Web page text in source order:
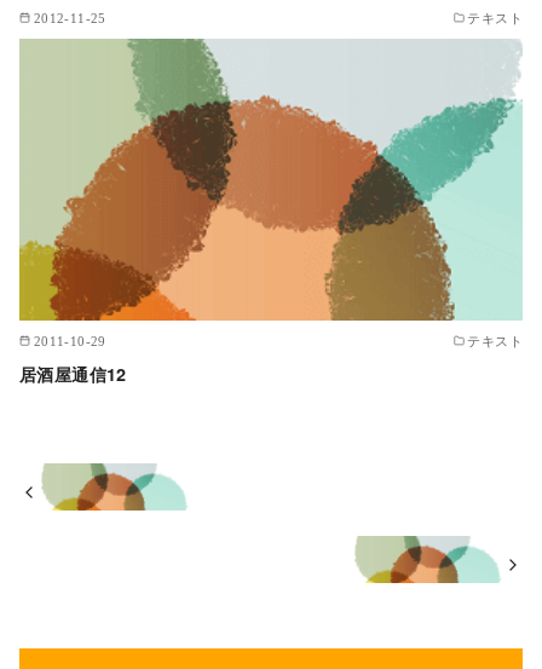
2012-11-25 テキスト
2011-10-29 テキスト
居酒屋通信12